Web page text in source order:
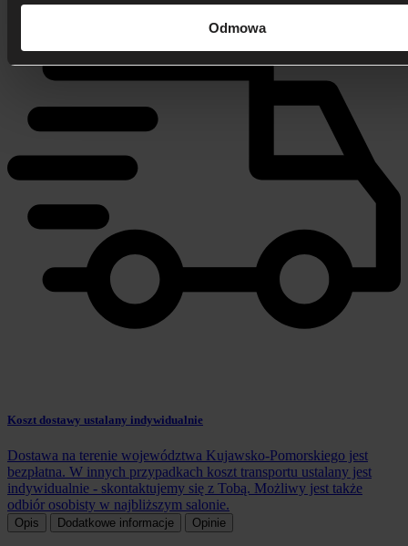
Odmowa
Koszt dostawy ustalany indywidualnie
Dostawa na terenie województwa Kujawsko-Pomorskiego jest
bezpłatna. W innych przypadkach koszt transportu ustalany jest
indywidualnie - skontaktujemy się z Tobą. Możliwy jest także
odbiór osobisty w najbliższym salonie.
Opis Dodatkowe informacje Opinie